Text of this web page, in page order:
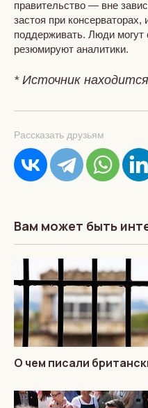
правительство — вне
застоя при
поддерживать. Люди могут
резюмируют аналитики.
* Источник
Рассказать друзьям
Вам может быть
О чем писали